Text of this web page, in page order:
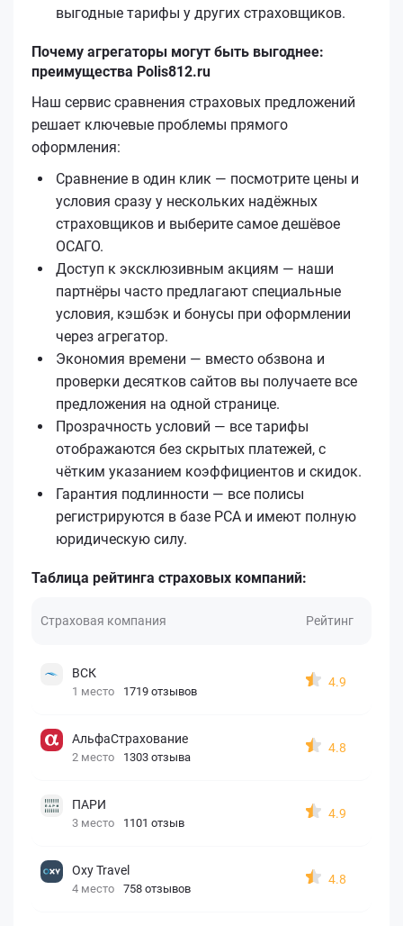
выгодные тарифы у других страховщиков.
Почему агрегаторы могут быть выгоднее:
преимущества Polis812.ru
Наш сервис сравнения страховых предложений
решает ключевые проблемы прямого
оформления:
Сравнение в один клик — посмотрите цены и
условия сразу у нескольких надёжных
страховщиков и выберите самое дешёвое
ОСАГО.
Доступ к эксклюзивным акциям — наши
партнёры часто предлагают специальные
условия, кэшбэк и бонусы при оформлении
через агрегатор.
Экономия времени — вместо обзвона и
проверки десятков сайтов вы получаете все
предложения на одной странице.
Прозрачность условий — все тарифы
отображаются без скрытых платежей, с
чётким указанием коэффициентов и скидок.
Гарантия подлинности — все полисы
регистрируются в базе РСА и имеют полную
юридическую силу.
Таблица рейтинга страховых компаний:
Страховая компания Рейтинг
ВСК
1 место 1719 отзывов
4.9
АльфаСтрахование
2 место 1303 отзыва
4.8
ПАРИ
3 место 1101 отзыв
4.9
Oxy Travel
4 место 758 отзывов
4.8